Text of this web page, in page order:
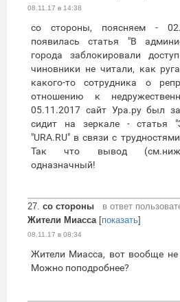
08.11.17 в 14:38
со стороны, поясняем -
появилась статья "В
города заблокировали
чиновники не читали, как
какого-то сотрудника о
отношению к
05.11.2017 сайт Ура.ру был
сидит на зеркале - статья
"URA.RU" в связи с
Так что вывод
одназначный!
27. со стороны
в ответ
Жители Миасса[показать]
08.11.17 в 08:34
Жители Миасса, вот вообще
Можно поподробнее?